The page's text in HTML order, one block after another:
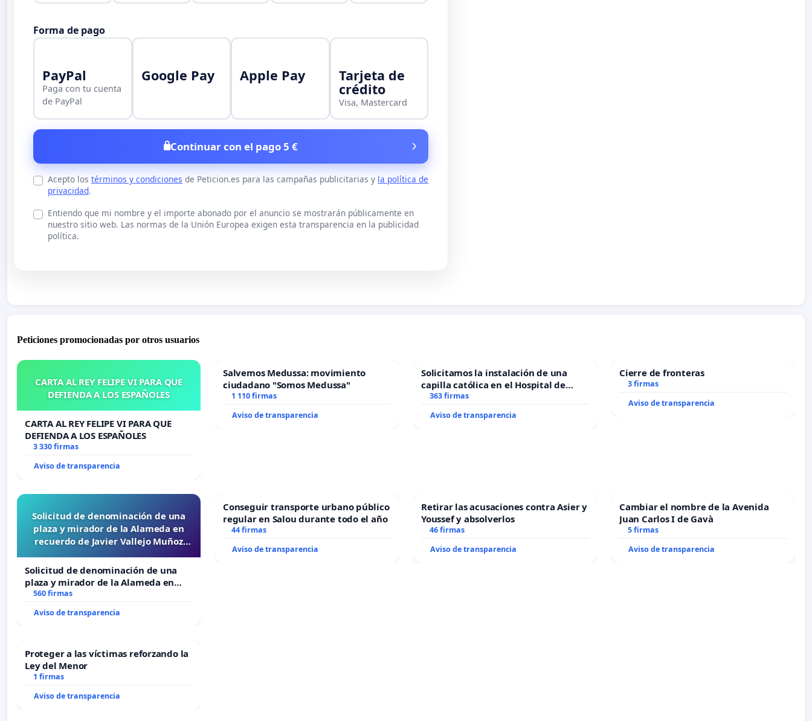
Forma de pago
PayPal
Paga con tu cuenta
de PayPal
Google Pay Apple Pay Tarjeta de
crédito
Visa, Mastercard
Continuar con el pago 5 €
Acepto los términos y condiciones de Peticion.es para las campañas publicitarias y la política de
privacidad.
Entiendo que mi nombre y el importe abonado por el anuncio se mostrarán públicamente en
nuestro sitio web. Las normas de la Unión Europea exigen esta transparencia en la publicidad
política.
Peticiones promocionadas por otros usuarios
CARTA AL REY FELIPE VI PARA QUE
DEFIENDA A LOS ESPAÑOLES
CARTA AL REY FELIPE VI PARA QUE
DEFIENDA A LOS ESPAÑOLES
3 330 firmas
Aviso de transparencia
Salvemos Medussa: movimiento
ciudadano "Somos Medussa"
1 110 firmas
Aviso de transparencia
Solicitamos la instalación de una
capilla católica en el Hospital de
Alcañiz
363 firmas
Aviso de transparencia
Cierre de fronteras
3 firmas
Aviso de transparencia
Solicitud de denominación de una
plaza y mirador de la Alameda en
recuerdo de Javier Vallejo Muñoz
Solicitud de denominación de una
plaza y mirador de la Alameda en
recuerdo de Javier Vallejo Muñoz
560 firmas
Aviso de transparencia
Conseguir transporte urbano público
regular en Salou durante todo el año
44 firmas
Aviso de transparencia
Retirar las acusaciones contra Asier y
Youssef y absolverlos
46 firmas
Aviso de transparencia
Cambiar el nombre de la Avenida
Juan Carlos I de Gavà
5 firmas
Aviso de transparencia
Proteger a las víctimas reforzando la
Ley del Menor
1 firmas
Aviso de transparencia